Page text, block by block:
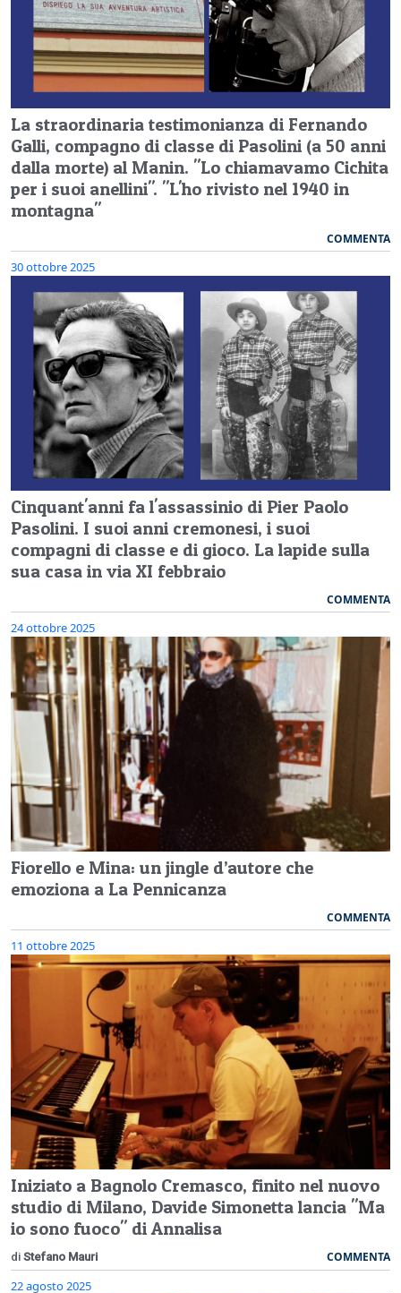
La straordinaria testimonianza di Fernando
Galli, compagno di classe di Pasolini (a 50 anni
dalla morte) al Manin. "Lo chiamavamo Cichita
per i suoi anellini". "L'ho rivisto nel 1940 in
montagna"
COMMENTA
30 ottobre 2025
Cinquant'anni fa l'assassinio di Pier Paolo
Pasolini. I suoi anni cremonesi, i suoi
compagni di classe e di gioco. La lapide sulla
sua casa in via XI febbraio
COMMENTA
24 ottobre 2025
Fiorello e Mina: un jingle d’autore che
emoziona a La Pennicanza
COMMENTA
11 ottobre 2025
Iniziato a Bagnolo Cremasco, finito nel nuovo
studio di Milano, Davide Simonetta lancia "Ma
io sono fuoco" di Annalisa
di Stefano Mauri COMMENTA
22 agosto 2025